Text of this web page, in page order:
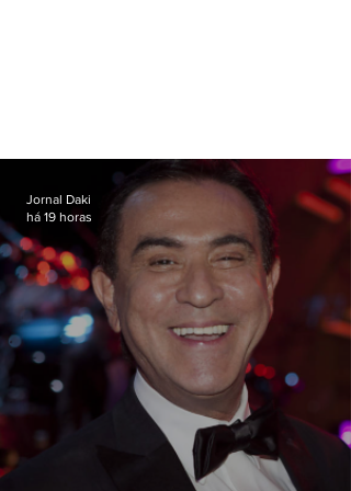
Jornal Daki
há 19 horas